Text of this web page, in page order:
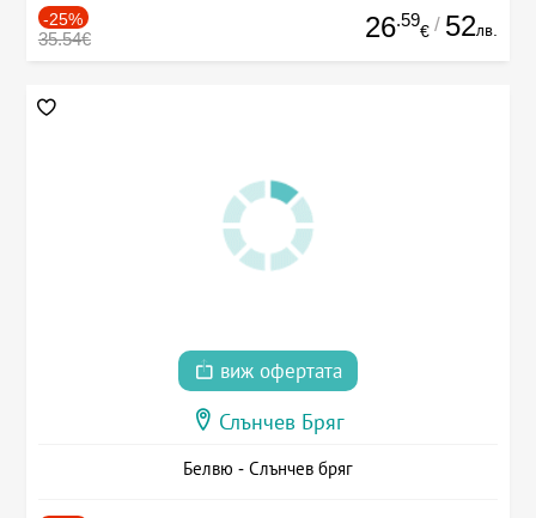
-25%
35.54€ 26.59
€ / 52лв.
виж офертата
Слънчев Бряг
Белвю - Слънчев бряг